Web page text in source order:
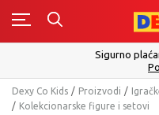
Sigurno
Dexy Co Kids Proizvodi
Kolekcionarske figure i setovi